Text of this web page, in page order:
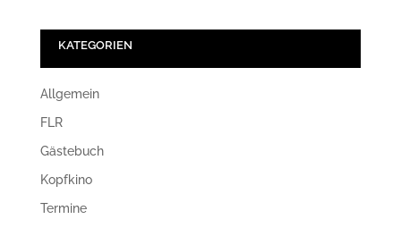
KATEGORIEN
Allgemein
FLR
Gästebuch
Kopfkino
Termine